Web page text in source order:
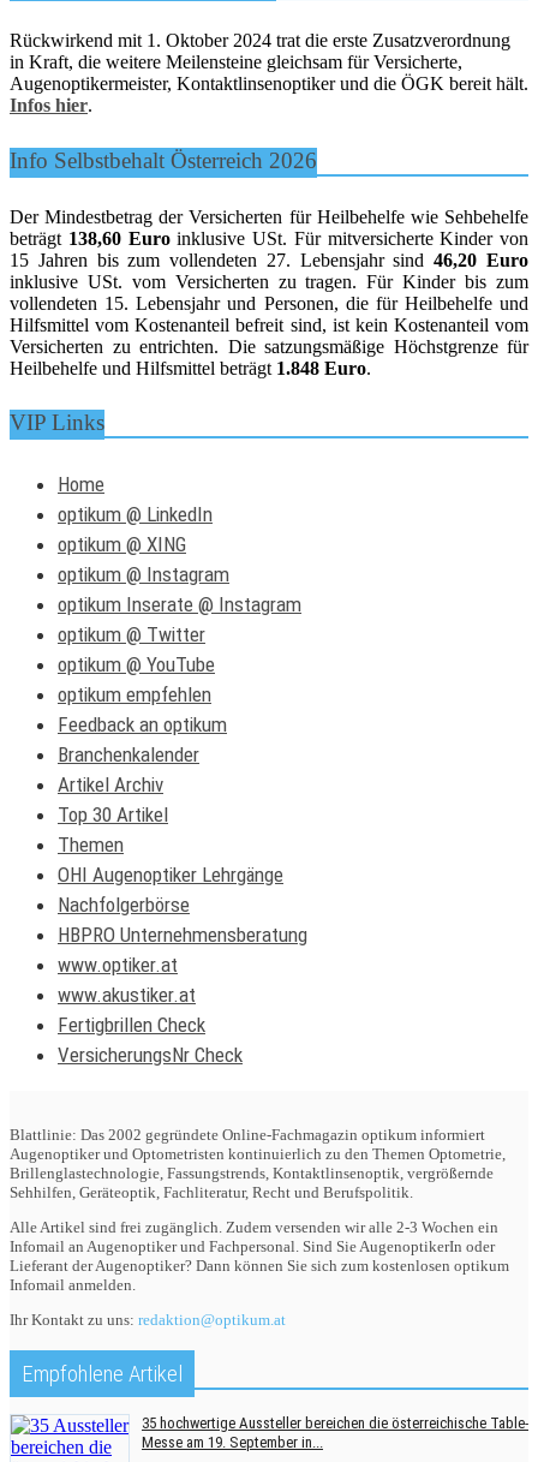
Rückwirkend mit 1. Oktober 2024 trat die erste Zusatzverordnung
in Kraft, die weitere Meilensteine gleichsam für Versicherte,
Augenoptikermeister, Kontaktlinsenoptiker und die ÖGK bereit hält.
Infos hier.
Info Selbstbehalt Österreich 2026
Der Mindestbetrag der Versicherten für Heilbehelfe wie Sehbehelfe
beträgt 138,60 Euroinklusive USt. Für mitversicherte Kinder von
15 Jahren bis zum vollendeten 27. Lebensjahr sind46,20 Euro
inklusive USt. vom Versicherten zu tragen. Für Kinder bis zum
vollendeten 15. Lebensjahr und Personen, die für Heilbehelfe und
Hilfsmittel vom Kostenanteil befreit sind, ist kein Kostenanteil vom
Versicherten zu entrichten. Die satzungsmäßige Höchstgrenze für
Heilbehelfe und Hilfsmittel beträgt 1.848 Euro.
VIP Links
Home
optikum @ LinkedIn
optikum @ XING
optikum @ Instagram
optikum Inserate @ Instagram
optikum @ Twitter
optikum @ YouTube
optikum empfehlen
Feedback an optikum
Branchenkalender
Artikel Archiv
Top 30 Artikel
Themen
OHI Augenoptiker Lehrgänge
Nachfolgerbörse
HBPRO Unternehmensberatung
www.optiker.at
www.akustiker.at
Fertigbrillen Check
VersicherungsNr Check
Blattlinie: Das 2002 gegründete Online-Fachmagazin optikum informiert
Augenoptiker und Optometristen kontinuierlich zu den Themen Optometrie,
Brillenglastechnologie, Fassungstrends, Kontaktlinsenoptik, vergrößernde
Sehhilfen, Geräteoptik, Fachliteratur, Recht und Berufspolitik.
Alle Artikel sind frei zugänglich. Zudem versenden wir alle 2-3 Wochen ein
Infomail an Augenoptiker und Fachpersonal. Sind Sie AugenoptikerIn oder
Lieferant der Augenoptiker? Dann können Sie sich zum kostenlosen optikum
Infomail anmelden.
Ihr Kontakt zu uns: redaktion@optikum.at
Empfohlene Artikel
35 hochwertige Aussteller bereichen die österreichische Table-
Messe am 19. September in...